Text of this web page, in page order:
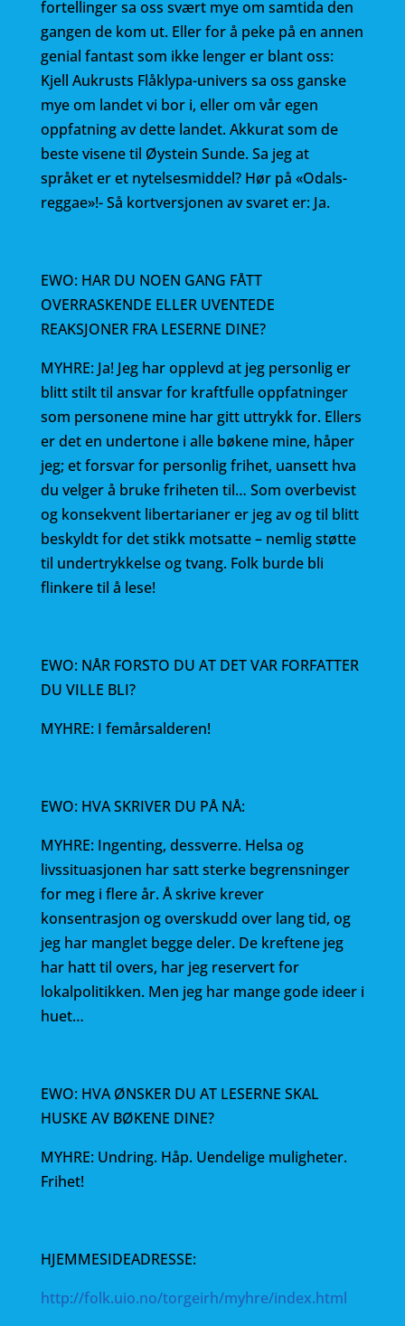
fortellinger sa oss svært mye om samtida den
gangen de kom ut. Eller for å peke på en annen
genial fantast som ikke lenger er blant oss:
Kjell Aukrusts Flåklypa-univers sa oss ganske
mye om landet vi bor i, eller om vår egen
oppfatning av dette landet. Akkurat som de
beste visene til Øystein Sunde. Sa jeg at
språket er et nytelsesmiddel? Hør på «Odals-
reggae»!- Så kortversjonen av svaret er: Ja.
EWO: HAR DU NOEN GANG FÅTT
OVERRASKENDE ELLER UVENTEDE
REAKSJONER FRA LESERNE DINE?
MYHRE: Ja! Jeg har opplevd at jeg personlig er
blitt stilt til ansvar for kraftfulle oppfatninger
som personene mine har gitt uttrykk for. Ellers
er det en undertone i alle bøkene mine, håper
jeg; et forsvar for personlig frihet, uansett hva
du velger å bruke friheten til… Som overbevist
og konsekvent libertarianer er jeg av og til blitt
beskyldt for det stikk motsatte – nemlig støtte
til undertrykkelse og tvang. Folk burde bli
flinkere til å lese!
EWO: NÅR FORSTO DU AT DET VAR FORFATTER
DU VILLE BLI?
MYHRE: I femårsalderen!
EWO: HVA SKRIVER DU PÅ NÅ:
MYHRE: Ingenting, dessverre. Helsa og
livssituasjonen har satt sterke begrensninger
for meg i flere år. Å skrive krever
konsentrasjon og overskudd over lang tid, og
jeg har manglet begge deler. De kreftene jeg
har hatt til overs, har jeg reservert for
lokalpolitikken. Men jeg har mange gode ideer i
huet…
EWO: HVA ØNSKER DU AT LESERNE SKAL
HUSKE AV BØKENE DINE?
MYHRE: Undring. Håp. Uendelige muligheter.
Frihet!
HJEMMESIDEADRESSE:
http://folk.uio.no/torgeirh/myhre/index.html